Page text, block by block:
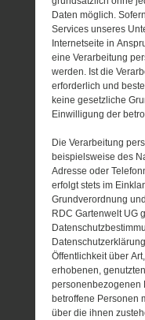
Daten möglich.
Services unseres
Internetseite in
eine Verarbeitung
werden. Ist die
erforderlich und
keine gesetzliche
Einwilligung der
Die Verarbeitung
beispielsweise des
Adresse oder
erfolgt stets im
Grundverordnung
RDC Gartenwelt UG
Öffentlichkeit über
erhobenen,
personenbezogenen
betroffene Personen
über die ihnen